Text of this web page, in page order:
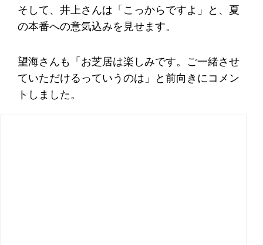
そして、井上さんは「こっからですよ」と、夏
の本番への意気込みを見せます。
望海さんも「お芝居は楽しみです。ご一緒させ
ていただけるっていうのは」と前向きにコメン
トしました。